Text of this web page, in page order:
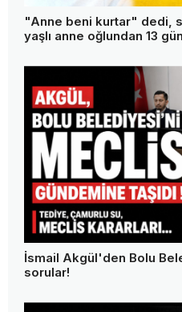
"Anne beni kurtar" dedi,
yaşlı anne oğlundan 13
İsmail Akgül'den Bolu
sorular!